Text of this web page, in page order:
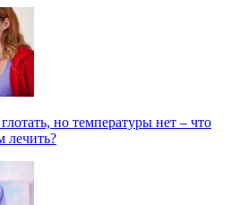
но температуры нет – что
лечить?